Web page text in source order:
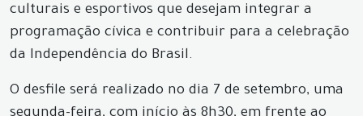
culturais e esportivos que desejam integrar a
programação cívica e contribuir para a celebração
da Independência do Brasil.
O desfile será realizado no dia 7 de setembro, uma